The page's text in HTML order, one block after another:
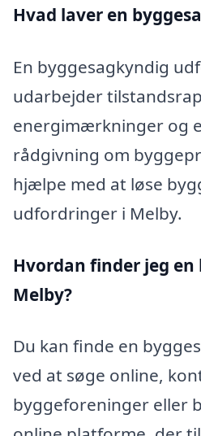
Hvad laver en
En byggesagkyndig
udarbejder
energimærkninger og
rådgivning om
hjælpe med at løse
udfordringer i Melby.
Hvordan finder jeg
Melby?
Du kan finde en
ved at søge online,
byggeforeninger eller